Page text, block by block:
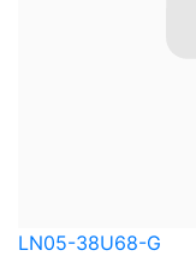
LN05-38U68-G